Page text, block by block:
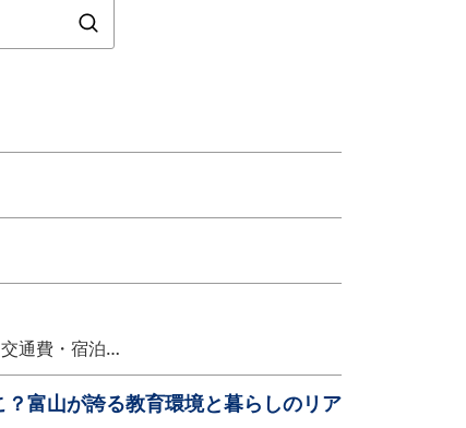
通費・宿泊…
富山が誇る教育環境と暮らしのリア